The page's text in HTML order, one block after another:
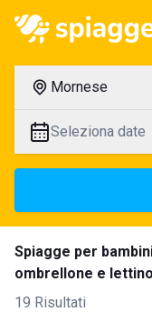
Mornese
Seleziona date
Spiagge per
ombrellone e lettino
19 Risultati